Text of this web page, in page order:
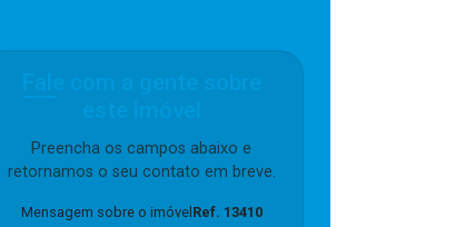
Preencha os campos abaixo e
retornamos o seu contato em breve.
Mensagem sobre o imóvel Ref. 13410